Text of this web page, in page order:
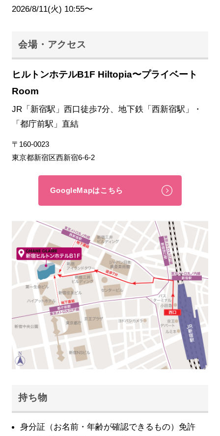
2026/8/11(火) 10:55〜
会場・アクセス
ヒルトンホテルB1F Hiltopia〜プライベート
Room
JR「新宿駅」西口徒歩7分、地下鉄「西新宿駅」・
「都庁前駅」直結
〒160-0023
東京都新宿区西新宿6-6-2
GoogleMapはこちら
持ち物
身分証（お名前・年齢が確認できるもの）免許